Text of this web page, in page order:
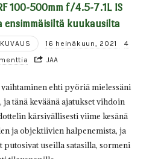
100-500mm f/4.5-7.1L IS
ensimmäisiltä kuukausilta
16 heinäkuun, 2021
4
JAA
ehti pyöriä mielessäni
ja tänä keväänä ajatukset vihdoin
kärsivällisesti viime kesänä
ja objektiivien halpenemista, ja
useilla satasilla, sormeni